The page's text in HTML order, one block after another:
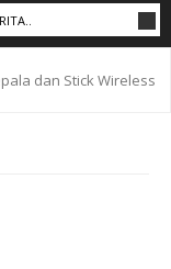
dan Stick Wireless